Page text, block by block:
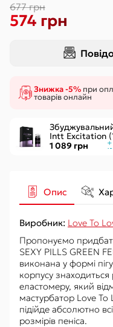
677 грн
574 грн
Знижка -5% при
товарів онлайн
Intt Excitation
екстрактом
женьшеню, з
1 089 грн
Опис
Виробник: Love To
Пропонуємо
SEXY PILLS GREEN
виконана у формі
корпусу
еластомеру, який
мастурбатор Love To
підійде абсолютно
розмірів пеніса.